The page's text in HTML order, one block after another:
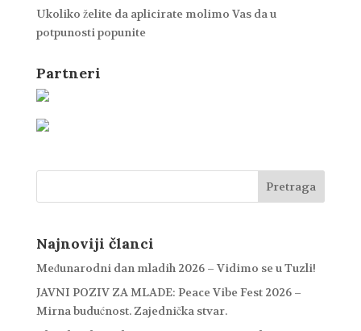
Ukoliko želite da aplicirate molimo Vas da u
potpunosti popunite
Partneri
Najnoviji članci
Međunarodni dan mladih 2026 – Vidimo se u Tuzli!
JAVNI POZIV ZA MLADE: Peace Vibe Fest 2026 –
Mirna budućnost. Zajednička stvar.